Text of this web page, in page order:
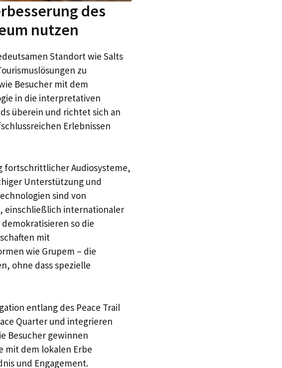
des
nutzen
Standort wie Salts
zu
Besucher mit dem
in die interpretativen
überein und richtet sich an
Erlebnissen
fortschrittlicher Audiosysteme,
Unterstützung und
sind von
einschließlich internationaler
so die
mit
wie Grupem – die
ohne dass spezielle
entlang des Peace Trail
Quarter und integrieren
Besucher gewinnen
mit dem lokalen Erbe
und Engagement.